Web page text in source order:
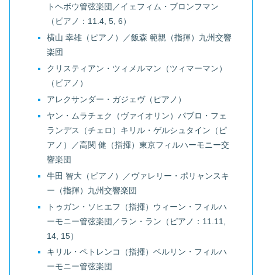
トヘボウ管弦楽団／イェフィム・ブロンフマン
（ピアノ：11.4, 5, 6）
横山 幸雄（ピアノ）／飯森 範親（指揮）九州交響
楽団
クリスティアン・ツィメルマン（ツィマーマン）
（ピアノ）
アレクサンダー・ガジェヴ（ピアノ）
ヤン・ムラチェク（ヴァイオリン）パブロ・フェ
ランデス（チェロ）キリル・ゲルシュタイン（ピ
アノ）／高関 健（指揮）東京フィルハーモニー交
響楽団
牛田 智大（ピアノ）／ヴァレリー・ポリャンスキ
ー（指揮）九州交響楽団
トゥガン・ソヒエフ（指揮）ウィーン・フィルハ
ーモニー管弦楽団／ラン・ラン（ピアノ：11.11,
14, 15）
キリル・ペトレンコ（指揮）ベルリン・フィルハ
ーモニー管弦楽団